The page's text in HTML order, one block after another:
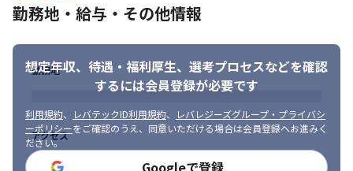
勤務地・給与・その他情報
想定年収、待遇・福利厚生、 選考プロセスなどを確認
するには会員登録が必要です
利用規約、 レバテックID利用規約、
レバレジーズグループ・プライバシ
ーポリシーをご確認のうえ、同意いただける場合は会員登録へお進みく
ださい。
Googleで登録
勤務地
アクセス